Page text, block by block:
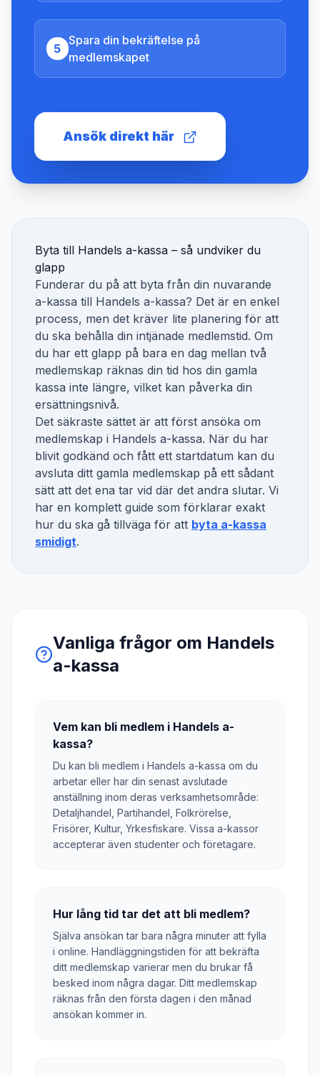
5
Spara din bekräftelse på
medlemskapet
Ansök direkt här
Byta till Handels a-kassa – så undviker du
glapp
Funderar du på att byta från din nuvarande
a-kassa till Handels a-kassa? Det är en enkel
process, men det kräver lite planering för att
du ska behålla din intjänade medlemstid. Om
du har ett glapp på bara en dag mellan två
medlemskap räknas din tid hos din gamla
kassa inte längre, vilket kan påverka din
ersättningsnivå.
Det säkraste sättet är att först ansöka om
medlemskap i Handels a-kassa. När du har
blivit godkänd och fått ett startdatum kan du
avsluta ditt gamla medlemskap på ett sådant
sätt att det ena tar vid där det andra slutar. Vi
har en komplett guide som förklarar exakt
hur du ska gå tillväga för att byta a-kassa
smidigt.
Vanliga frågor om Handels
a-kassa
Vem kan bli medlem i Handels a-
kassa?
Du kan bli medlem i Handels a-kassa om du
arbetar eller har din senast avslutade
anställning inom deras verksamhetsområde:
Detaljhandel, Partihandel, Folkrörelse,
Frisörer, Kultur, Yrkesfiskare. Vissa a-kassor
accepterar även studenter och företagare.
Hur lång tid tar det att bli medlem?
Själva ansökan tar bara några minuter att fylla
i online. Handläggningstiden för att bekräfta
ditt medlemskap varierar men du brukar få
besked inom några dagar. Ditt medlemskap
räknas från den första dagen i den månad
ansökan kommer in.